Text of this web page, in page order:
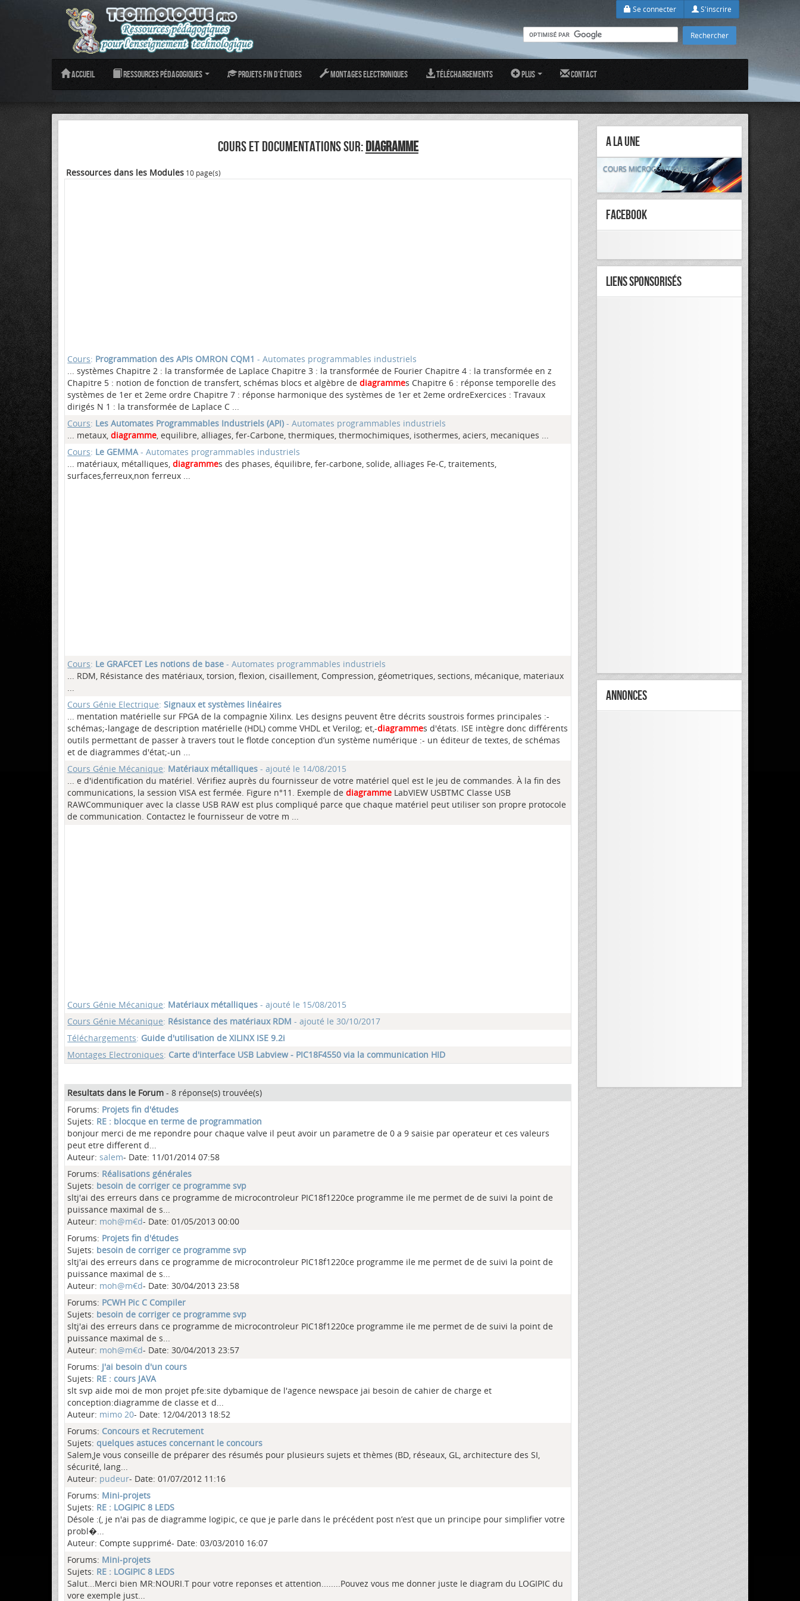
Se connecter S'inscrire
Accueil Ressources pédagogiques Projets fin d'études Montages Electroniques Téléchargements Plus Contact
COURS ET DOCUMENTATIONS SUR: DIAGRAMME
Ressources dans les Modules 10 page(s)
Cours: Programmation des APIs OMRON CQM1 - Automates programmables industriels
... systèmes Chapitre 2 : la transformée de Laplace Chapitre 3 : la transformée de Fourier Chapitre 4 : la transformée en z
Chapitre 5 : notion de fonction de transfert, schémas blocs et algèbre dediagrammes Chapitre 6 : réponse temporelle des
systèmes de 1er et 2eme ordre Chapitre 7 : réponse harmonique des systèmes de 1er et 2eme ordreExercices : Travaux
dirigés N 1 : la transformée de Laplace C ...
Cours: Les Automates Programmables Industriels (API) - Automates programmables industriels
... metaux,diagramme, equilibre, alliages, fer-Carbone, thermiques, thermochimiques, isothermes, aciers, mecaniques ...
Cours: Le GEMMA- Automates programmables industriels
... matériaux, métalliques,diagrammes des phases, équilibre, fer-carbone, solide, alliages Fe-C, traitements,
surfaces,ferreux,non ferreux ...
Cours: Le GRAFCET Les notions de base - Automates programmables industriels
... RDM, Résistance des matériaux, torsion, flexion, cisaillement, Compression, géometriques, sections, mécanique, materiaux
...
Cours Génie Electrique:Signaux et systèmes linéaires
... mentation matérielle sur FPGA de la compagnie Xilinx. Les designs peuvent être décrits soustrois formes principales :-
schémas;-langage de description matérielle (HDL) comme VHDL et Verilog; et,-diagrammes d'états. ISE intègre donc différents
outils permettant de passer à travers tout le flotde conception d’un système numérique :- un éditeur de textes, de schémas
et de diagrammes d'état;-un ...
Cours Génie Mécanique: Matériaux métalliques - ajouté le 14/08/2015
... e d'identification du matériel. Vérifiez auprès du fournisseur de votre matériel quel est le jeu de commandes. À la fin des
communications, la session VISA est fermée. Figure n°11. Exemple dediagramme LabVIEW USBTMC Classe USB
RAWCommuniquer avec la classe USB RAW est plus compliqué parce que chaque matériel peut utiliser son propre protocole
de communication. Contactez le fournisseur de votre m ...
Cours Génie Mécanique: Matériaux métalliques - ajouté le 15/08/2015
Cours Génie Mécanique: Résistance des matériaux RDM - ajouté le 30/10/2017
Téléchargements: Guide d'utilisation de XILINX ISE 9.2i
Montages Electroniques: Carte d'interface USB Labview - PIC18F4550 via la communication HID
Resultats dans le Forum - 8 réponse(s) trouvée(s)
Forums: Projets fin d'études
Sujets: RE : blocque en terme de programmation
bonjour merci de me repondre pour chaque valve il peut avoir un parametre de 0 a 9 saisie par operateur et ces valeurs
peut etre different d...
Auteur:salem- Date: 11/01/2014 07:58
Forums: Réalisations générales
Sujets: besoin de corriger ce programme svp
sltj'ai des erreurs dans ce programme de microcontroleur PIC18f1220ce programme ile me permet de de suivi la point de
puissance maximal de s...
Auteur: moh@m€d- Date: 01/05/2013 00:00
Forums: Projets fin d'études
Sujets: besoin de corriger ce programme svp
sltj'ai des erreurs dans ce programme de microcontroleur PIC18f1220ce programme ile me permet de de suivi la point de
puissance maximal de s...
Auteur: moh@m€d- Date: 30/04/2013 23:58
Forums: PCWH Pic C Compiler
Sujets: besoin de corriger ce programme svp
sltj'ai des erreurs dans ce programme de microcontroleur PIC18f1220ce programme ile me permet de de suivi la point de
puissance maximal de s...
Auteur: moh@m€d- Date: 30/04/2013 23:57
Forums: J'ai besoin d'un cours
Sujets: RE : cours JAVA
slt svp aide moi de mon projet pfe:site dybamique de l'agence newspace jai besoin de cahier de charge et
conception:diagramme de classe et d...
Auteur: mimo 20- Date: 12/04/2013 18:52
Forums: Concours et Recrutement
Sujets:quelques astuces concernant le concours
Salem,Je vous conseille de préparer des résumés pour plusieurs sujets et thèmes (BD, réseaux, GL, architecture des SI,
sécurité, lang...
Auteur: pudeur- Date: 01/07/2012 11:16
Forums: Mini-projets
Sujets: RE : LOGIPIC 8 LEDS
Désole :(, je n'ai pas de diagramme logipic, ce que je parle dans le précédent post n’est que un principe pour simplifier votre
probl�...
Auteur: Compte supprimé- Date: 03/03/2010 16:07
Forums: Mini-projets
Sujets: RE : LOGIPIC 8 LEDS
Salut...Merci bien MR:NOURI.T pour votre reponses et attention........Pouvez vous me donner juste le diagram du LOGIPIC du
vore exemple just...
A la Une
COURS MICROCONTRôLEURS
FaceBook
Liens Sponsorisés
Annonces